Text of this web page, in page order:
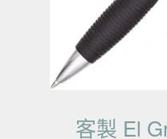
客製 El